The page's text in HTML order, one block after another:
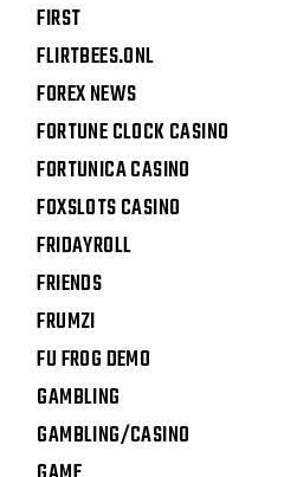
FIRST
FLIRTBEES.ONL
FOREX NEWS
FORTUNE CLOCK CASINO
FORTUNICA CASINO
FOXSLOTS CASINO
FRIDAYROLL
FRIENDS
FRUMZI
FU FROG DEMO
GAMBLING
GAMBLING/CASINO